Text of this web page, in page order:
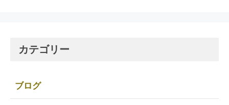
カテゴリー
ブログ